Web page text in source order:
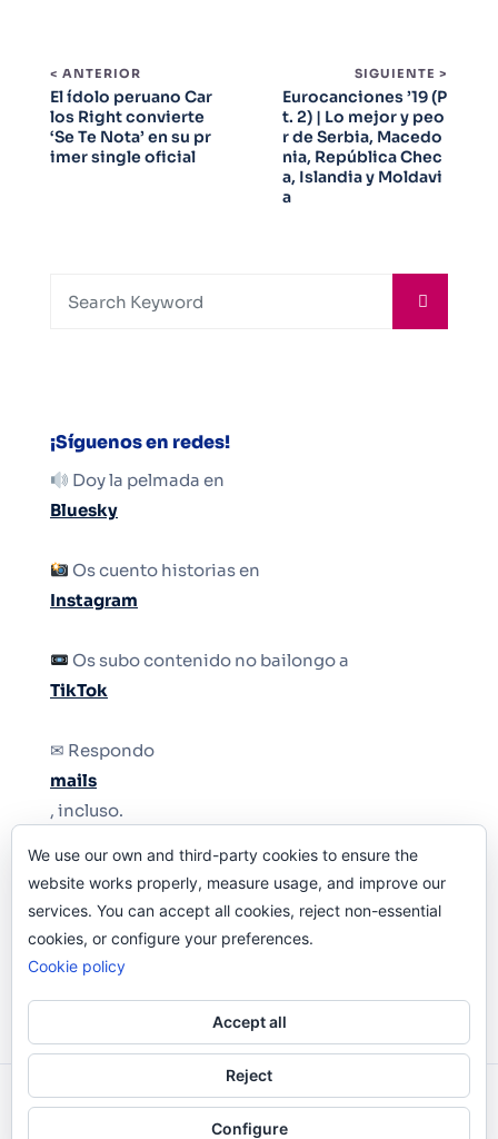
< ANTERIOR
El ídolo peruano Car
los Right convierte
‘Se Te Nota’ en su pr
imer single oficial
SIGUIENTE >
Eurocanciones ’19 (P
t. 2) | Lo mejor y peo
r de Serbia, Macedo
nia, República Chec
a, Islandia y Moldavi
a
¡Síguenos en redes!
Doy la pelmada en
Bluesky
Os cuento historias en
Instagram
Os subo contenido no bailongo a
TikTok
✉ Respondo
mails
, incluso.
Y si una persona no puede tener teléfono, que
le quiten el teléfono.
Odi O'Malley © 2016-2025. Todos Los Derechos
Reservados.
We use our own and third-party cookies to ensure the
website works properly, measure usage, and improve our
services. You can accept all cookies, reject non-essential
cookies, or configure your preferences.
Cookie policy
Accept all
Reject
Configure